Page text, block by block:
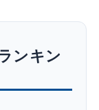
ンキン